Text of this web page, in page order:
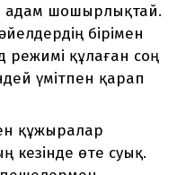
адам шошырлықтай.
бірімен
режимі құлаған соң
үмітпен қарап
құжыралар
кезінде өте суық.